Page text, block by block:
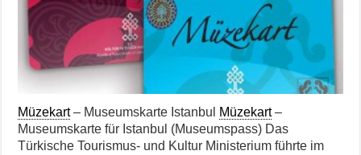
Müzekart– Museumskarte Istanbul Müzekart–
Museumskarte für Istanbul (Museumspass) Das
Türkische Tourismus- und Kultur Ministerium führte im